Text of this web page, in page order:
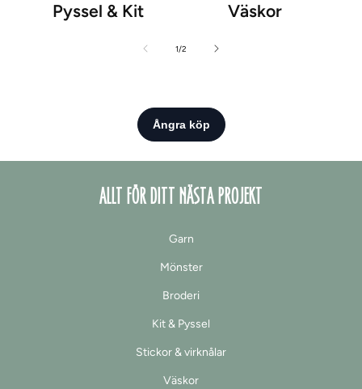
Pyssel & Kit Väskor
1/av
2
ALLT FÖR DITT NÄSTA PROJEKT
Garn
Mönster
Broderi
Kit & Pyssel
Stickor & virknålar
Väskor